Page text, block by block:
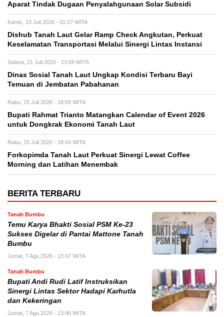
Aparat Tindak Dugaan Penyalahgunaan Solar Subsidi
Kamis, 23 Juli 2026 - 01:07 WITA
Dishub Tanah Laut Gelar Ramp Check Angkutan, Perkuat
Keselamatan Transportasi Melalui Sinergi Lintas Instansi
Selasa, 21 Juli 2026 - 23:09 WITA
Dinas Sosial Tanah Laut Ungkap Kondisi Terbaru Bayi
Temuan di Jembatan Pabahanan
Rabu, 15 Juli 2026 - 18:09 WITA
Bupati Rahmat Trianto Matangkan Calendar of Event 2026
untuk Dongkrak Ekonomi Tanah Laut
Rabu, 15 Juli 2026 - 18:04 WITA
Forkopimda Tanah Laut Perkuat Sinergi Lewat Coffee
Morning dan Latihan Menembak
BERITA TERBARU
Tanah Bumbu
Temu Karya Bhakti Sosial PSM Ke-23
Sukses Digelar di Pantai Mattone Tanah
Bumbu
Jumat, 7 Agu 2026 - 13:47 WITA
Tanah Bumbu
Bupati Andi Rudi Latif Instruksikan
Sinergi Lintas Sektor Hadapi Karhutla
dan Kekeringan
Jumat, 7 Agu 2026 - 13:40 WITA